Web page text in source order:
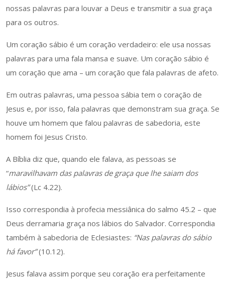
nossas palavras para louvar a Deus e transmitir a sua graça
para os outros.
Um coração sábio é um coração verdadeiro: ele usa nossas
palavras para uma fala mansa e suave. Um coração sábio é
um coração que ama – um coração que fala palavras de afeto.
Em outras palavras, uma pessoa sábia tem o coração de
Jesus e, por isso, fala palavras que demonstram sua graça. Se
houve um homem que falou palavras de sabedoria, este
homem foi Jesus Cristo.
A Bíblia diz que, quando ele falava, as pessoas se
“maravilhavam das palavras de graça que lhe saiam dos
lábios”(Lc 4.22).
Isso correspondia à profecia messiânica do salmo 45.2 – que
Deus derramaria graça nos lábios do Salvador. Correspondia
também à sabedoria de Eclesiastes: “Nas palavras do sábio
há favor”(10.12).
Jesus falava assim porque seu coração era perfeitamente